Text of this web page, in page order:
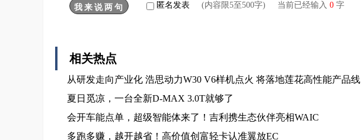
匿名发表 (内容限5至500字) 当前已经输入 0 字
相关热点
从研发走向产业化 浩思动力W30 V6样机点火 将落地莲花高性能产品线
夏日觅凉，一台全新D-MAX 3.0T就够了
会开车能点单，超级智能体来了！吉利携生态伙伴亮相WAIC
多跑多赚，越开越省！高价值创富轻卡认准翼放EC